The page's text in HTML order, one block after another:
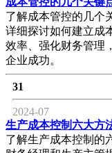
了解成本管控的几个
详细探讨如何建立成
效率、强化财务管理
企业成功。
31
2024-07
生产成本控制六大方
了解生产成本控制的